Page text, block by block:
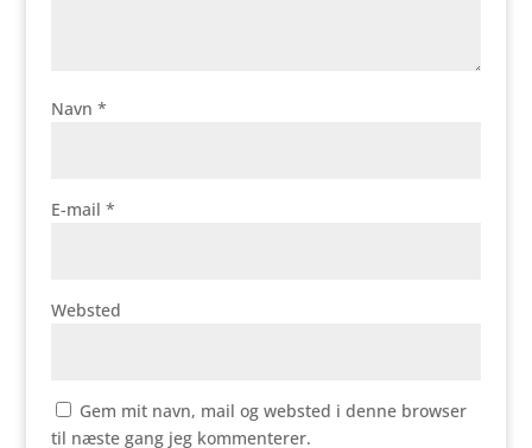
Navn *
E-mail *
Websted
Gem mit navn, mail og websted i denne browser
til næste gang jeg kommenterer.